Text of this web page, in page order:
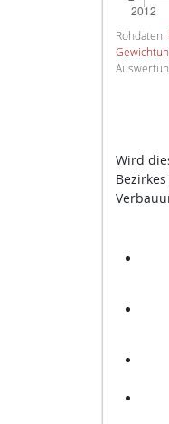
Rohdaten:
Wird
Bezirkes